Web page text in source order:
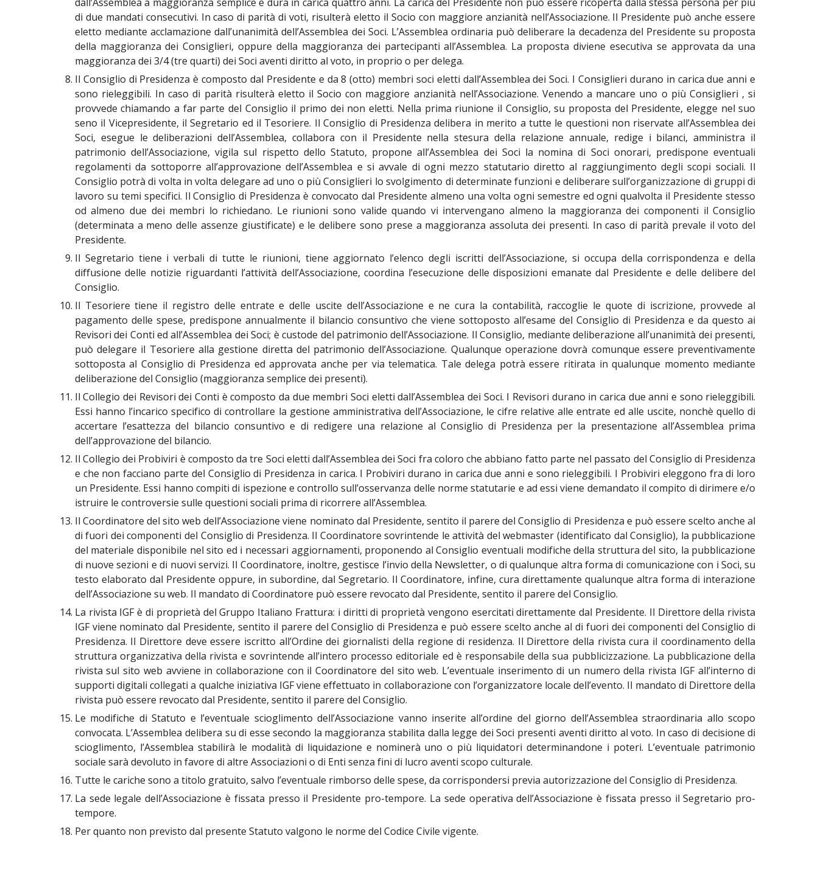
di due mandati consecutivi. In caso di parità di voti, risulterà eletto il Socio con maggiore anzianità nell’Associazione. Il Presidente può anche essere
eletto mediante acclamazione dall’unanimità dell’Assemblea dei Soci. L’Assemblea ordinaria può deliberare la decadenza del Presidente su proposta
della maggioranza dei Consiglieri, oppure della maggioranza dei partecipanti all’Assemblea. La proposta diviene esecutiva se approvata da una
maggioranza dei 3/4 (tre quarti) dei Soci aventi diritto al voto, in proprio o per delega.
Il Consiglio di Presidenza è composto dal Presidente e da 8 (otto) membri soci eletti dall’Assemblea dei Soci. I Consiglieri durano in carica due anni e
sono rieleggibili. In caso di parità risulterà eletto il Socio con maggiore anzianità nell’Associazione. Venendo a mancare uno o più Consiglieri , si
provvede chiamando a far parte del Consiglio il primo dei non eletti. Nella prima riunione il Consiglio, su proposta del Presidente, elegge nel suo
seno il Vicepresidente, il Segretario ed il Tesoriere. Il Consiglio di Presidenza delibera in merito a tutte le questioni non riservate all’Assemblea dei
Soci, esegue le deliberazioni dell’Assemblea, collabora con il Presidente nella stesura della relazione annuale, redige i bilanci, amministra il
patrimonio dell’Associazione, vigila sul rispetto dello Statuto, propone all’Assemblea dei Soci la nomina di Soci onorari, predispone eventuali
regolamenti da sottoporre all’approvazione dell’Assemblea e si avvale di ogni mezzo statutario diretto al raggiungimento degli scopi sociali. Il
Consiglio potrà di volta in volta delegare ad uno o più Consiglieri lo svolgimento di determinate funzioni e deliberare sull’organizzazione di gruppi di
lavoro su temi specifici. Il Consiglio di Presidenza è convocato dal Presidente almeno una volta ogni semestre ed ogni qualvolta il Presidente stesso
od almeno due dei membri lo richiedano. Le riunioni sono valide quando vi intervengano almeno la maggioranza dei componenti il Consiglio
(determinata a meno delle assenze giustificate) e le delibere sono prese a maggioranza assoluta dei presenti. In caso di parità prevale il voto del
Presidente.
Il Segretario tiene i verbali di tutte le riunioni, tiene aggiornato l’elenco degli iscritti dell’Associazione, si occupa della corrispondenza e della
diffusione delle notizie riguardanti l’attività dell’Associazione, coordina l’esecuzione delle disposizioni emanate dal Presidente e delle delibere del
Consiglio.
Il Tesoriere tiene il registro delle entrate e delle uscite dell’Associazione e ne cura la contabilità, raccoglie le quote di iscrizione, provvede al
pagamento delle spese, predispone annualmente il bilancio consuntivo che viene sottoposto all’esame del Consiglio di Presidenza e da questo ai
Revisori dei Conti ed all’Assemblea dei Soci; è custode del patrimonio dell’Associazione. Il Consiglio, mediante deliberazione all’unanimità dei presenti,
può delegare il Tesoriere alla gestione diretta del patrimonio dell’Associazione. Qualunque operazione dovrà comunque essere preventivamente
sottoposta al Consiglio di Presidenza ed approvata anche per via telematica. Tale delega potrà essere ritirata in qualunque momento mediante
deliberazione del Consiglio (maggioranza semplice dei presenti).
Il Collegio dei Revisori dei Conti è composto da due membri Soci eletti dall’Assemblea dei Soci. I Revisori durano in carica due anni e sono rieleggibili.
Essi hanno l’incarico specifico di controllare la gestione amministrativa dell’Associazione, le cifre relative alle entrate ed alle uscite, nonchè quello di
accertare l’esattezza del bilancio consuntivo e di redigere una relazione al Consiglio di Presidenza per la presentazione all’Assemblea prima
dell’approvazione del bilancio.
Il Collegio dei Probiviri è composto da tre Soci eletti dall’Assemblea dei Soci fra coloro che abbiano fatto parte nel passato del Consiglio di Presidenza
e che non facciano parte del Consiglio di Presidenza in carica. I Probiviri durano in carica due anni e sono rieleggibili. I Probiviri eleggono fra di loro
un Presidente. Essi hanno compiti di ispezione e controllo sull’osservanza delle norme statutarie e ad essi viene demandato il compito di dirimere e/o
istruire le controversie sulle questioni sociali prima di ricorrere all’Assemblea.
Il Coordinatore del sito web dell’Associazione viene nominato dal Presidente, sentito il parere del Consiglio di Presidenza e può essere scelto anche al
di fuori dei componenti del Consiglio di Presidenza. Il Coordinatore sovrintende le attività del webmaster (identificato dal Consiglio), la pubblicazione
del materiale disponibile nel sito ed i necessari aggiornamenti, proponendo al Consiglio eventuali modifiche della struttura del sito, la pubblicazione
di nuove sezioni e di nuovi servizi. Il Coordinatore, inoltre, gestisce l’invio della Newsletter, o di qualunque altra forma di comunicazione con i Soci, su
testo elaborato dal Presidente oppure, in subordine, dal Segretario. Il Coordinatore, infine, cura direttamente qualunque altra forma di interazione
dell’Associazione su web. Il mandato di Coordinatore può essere revocato dal Presidente, sentito il parere del Consiglio.
La rivista IGF è di proprietà del Gruppo Italiano Frattura: i diritti di proprietà vengono esercitati direttamente dal Presidente. Il Direttore della rivista
IGF viene nominato dal Presidente, sentito il parere del Consiglio di Presidenza e può essere scelto anche al di fuori dei componenti del Consiglio di
Presidenza. Il Direttore deve essere iscritto all’Ordine dei giornalisti della regione di residenza. Il Direttore della rivista cura il coordinamento della
struttura organizzativa della rivista e sovrintende all’intero processo editoriale ed è responsabile della sua pubblicizzazione. La pubblicazione della
rivista sul sito web avviene in collaborazione con il Coordinatore del sito web. L’eventuale inserimento di un numero della rivista IGF all’interno di
supporti digitali collegati a qualche iniziativa IGF viene effettuato in collaborazione con l’organizzatore locale dell’evento. Il mandato di Direttore della
rivista può essere revocato dal Presidente, sentito il parere del Consiglio.
Le modifiche di Statuto e l’eventuale scioglimento dell’Associazione vanno inserite all’ordine del giorno dell’Assemblea straordinaria allo scopo
convocata. L’Assemblea delibera su di esse secondo la maggioranza stabilita dalla legge dei Soci presenti aventi diritto al voto. In caso di decisione di
scioglimento, l’Assemblea stabilirà le modalità di liquidazione e nominerà uno o più liquidatori determinandone i poteri. L’eventuale patrimonio
sociale sarà devoluto in favore di altre Associazioni o di Enti senza fini di lucro aventi scopo culturale.
Tutte le cariche sono a titolo gratuito, salvo l’eventuale rimborso delle spese, da corrispondersi previa autorizzazione del Consiglio di Presidenza.
La sede legale dell’Associazione è fissata presso il Presidente pro-tempore. La sede operativa dell’Associazione è fissata presso il Segretario pro-
tempore.
Per quanto non previsto dal presente Statuto valgono le norme del Codice Civile vigente.